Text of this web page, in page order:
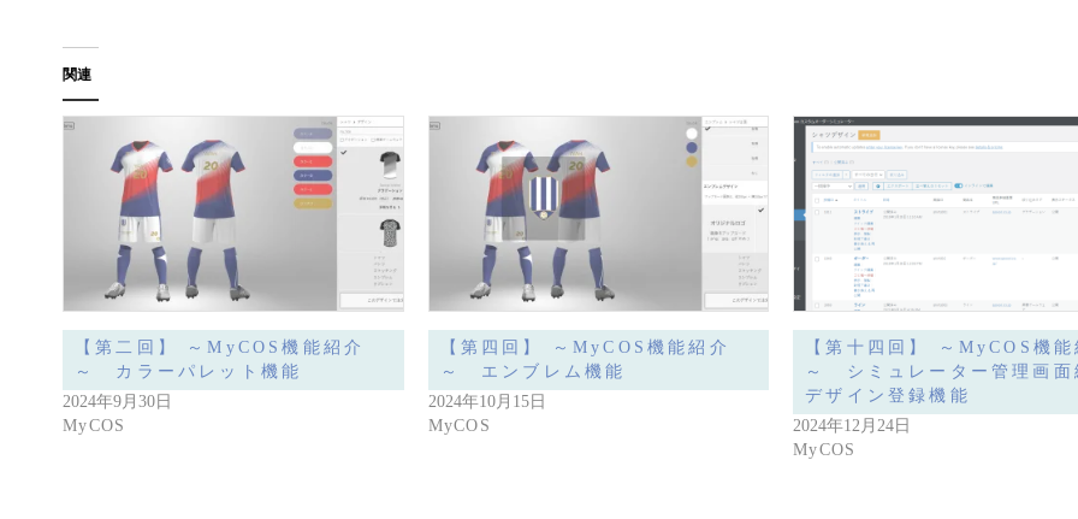
関連
【第二回】 ～MyCOS機能紹介
～ カラーパレット機能
2024年9月30日
MyCOS
【第四回】 ～MyCOS機能紹介
～ エンブレム機能
2024年10月15日
MyCOS
【第十四回】 ～MyCOS機
～ シミュレーター管理画
デザイン登録機能
2024年12月24日
MyCOS